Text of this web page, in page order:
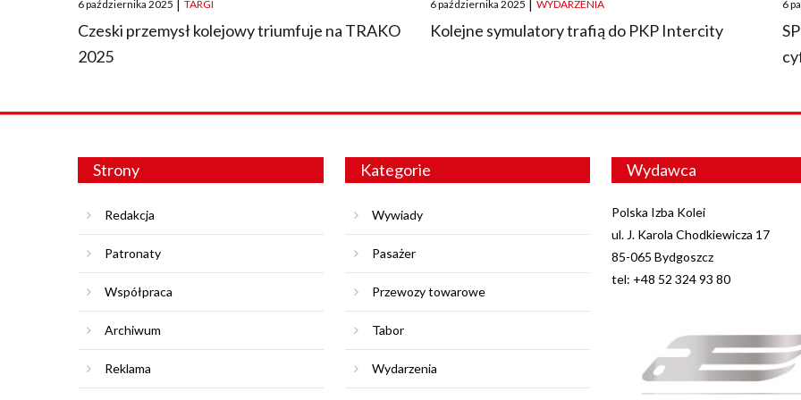
on
6 października 2025 | TARGI
Czeski przemysł kolejowy triumfuje na TRAKO
2025
on
6 października 2025 | WYDARZENIA
Kolejne symulatory trafią do PKP Intercity
on
6
Strony
Redakcja
Patronaty
Współpraca
Archiwum
Reklama
Kategorie
Wywiady
Pasażer
Przewozy towarowe
Tabor
Wydarzenia
Wydawca
Polska Izba Kolei
ul. J. Karola Chodkiewicza 17
85-065 Bydgoszcz
tel: +48 52 324 93 80